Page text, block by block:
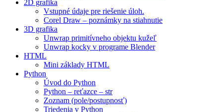
2D grafika
Vstupné údaje pre riešenie úloh.
Corel Draw – poznámky na stiahnutie
3D grafika
Unwrap primitívneho objektu kužeľ
Unwrap kocky v programe Blender
HTML
Mini základy HTML
Python
Úvod do Python
Python – reťazce – str
Zoznam (pole/postupnosť)
Triedenia v Python